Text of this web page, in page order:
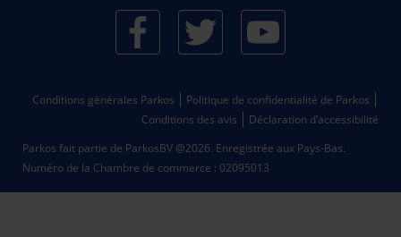
Parkos fait partie de ParkosBV @2026. Enregistrée aux Pays-Bas.
Numéro de la Chambre de commerce : 02095013
Conditions générales Parkos
Politique de confidentialité de Parkos
Conditions des avis
Déclaration d’accessibilité